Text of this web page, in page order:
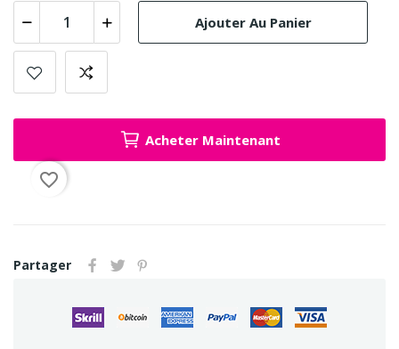
Ajouter Au Panier
Acheter Maintenant
favorite_border
Partager